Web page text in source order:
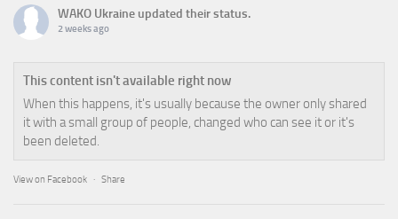
WAKO Ukraine updated their status.
2 weeks ago
This content isn't available right now
When this happens, it's usually because the owner only shared
it with a small group of people, changed who can see it or it's
been deleted.
View on Facebook · Share